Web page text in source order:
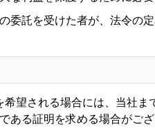
委託を受けた者が、法令の
望される場合には、当社ま
ある証明を求める場合がござ